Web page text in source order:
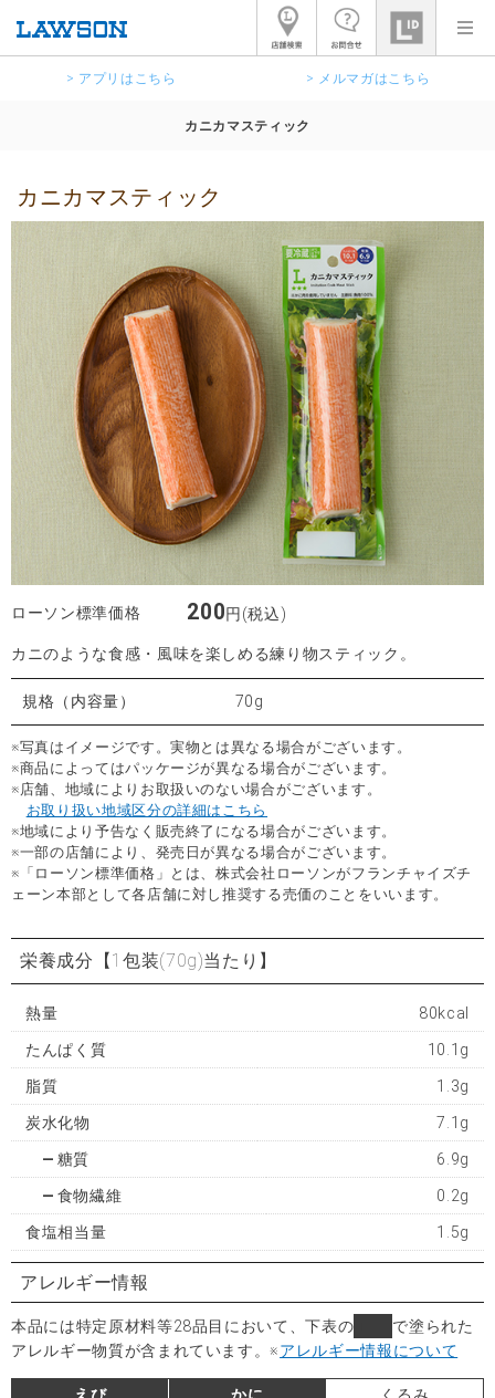
> アプリはこちら > メルマガはこちら
カニカマスティック
カニカマスティック
ローソン標準価格 200円(税込)
カニのような食感・風味を楽しめる練り物スティック。
規格（内容量） 70g
※写真はイメージです。実物とは異なる場合がございます。
※商品によってはパッケージが異なる場合がございます。
※店舗、地域によりお取扱いのない場合がございます。
お取り扱い地域区分の詳細はこちら
※地域により予告なく販売終了になる場合がございます。
※一部の店舗により、発売日が異なる場合がございます。
※「ローソン標準価格」とは、株式会社ローソンがフランチャイズチ
ェーン本部として各店舗に対し推奨する売価のことをいいます。
栄養成分 【1包装(70g)当たり】
熱量 80kcal
たんぱく質 10.1g
脂質 1.3g
炭水化物 7.1g
糖質 6.9g
食物繊維 0.2g
食塩相当量 1.5g
アレルギー情報
本品には特定原材料等28品目において、下表の
で塗られた
アレルギー物質が含まれています。※アレルギー情報について